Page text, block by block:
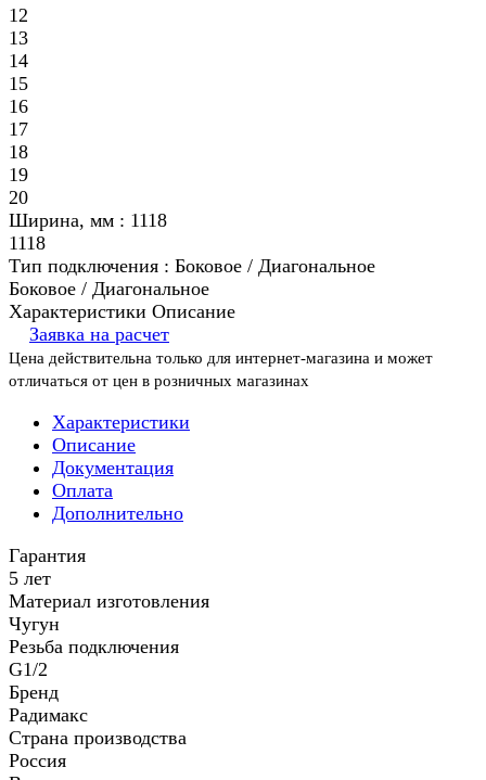
12
13
14
15
16
17
18
19
20
Ширина, мм : 1118
1118
Тип подключения : Боковое / Диагональное
Боковое / Диагональное
Характеристики Описание
Заявка на расчет
Цена действительна только для интернет-магазина и может
отличаться от цен в розничных магазинах
Характеристики
Описание
Документация
Оплата
Дополнительно
Гарантия
5 лет
Материал изготовления
Чугун
Резьба подключения
G1/2
Бренд
Радимакс
Страна производства
Россия